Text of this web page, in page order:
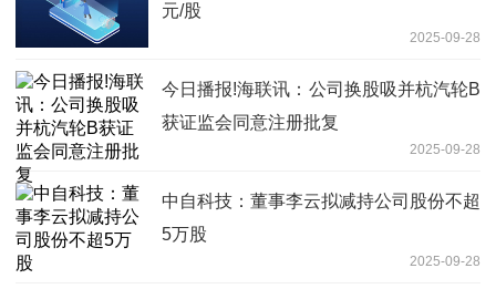
元/股
2025-09-28
今日播报!海联讯：公司换股吸并杭汽轮B
获证监会同意注册批复
2025-09-28
中自科技：董事李云拟减持公司股份不超
5万股
2025-09-28